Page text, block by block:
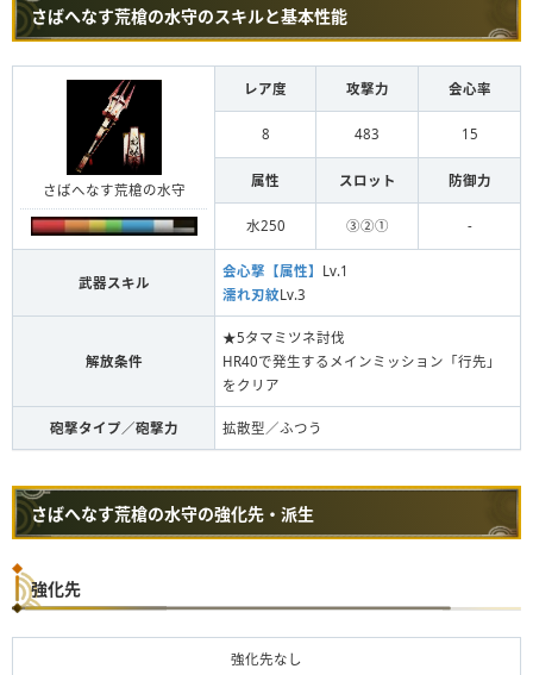
さばへなす荒槍の水守のスキルと基本性能
さばへなす荒槍の水守
レア度 攻撃力 会心率
8 483 15
属性 スロット 防御力
水250 ③②① -
武器スキル
会心撃【属性】 Lv.1
濡れ刃紋Lv.3
解放条件
★5タマミツネ討伐
HR40で発生するメインミッション「行先」
をクリア
砲撃タイプ／砲撃力 拡散型／ふつう
さばへなす荒槍の水守の強化先・派生
強化先
強化先なし